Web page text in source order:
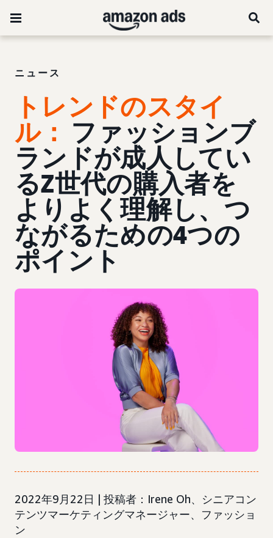
ニュース
トレンドのスタイ
ル： ファッションブ
ランドが成人してい
るZ世代の購入者を
よりよく理解し、つ
ながるための4つの
ポイント
2022年9月22日 | 投稿者：Irene Oh、シニアコン
テンツマーケティングマネージャー、ファッショ
ン